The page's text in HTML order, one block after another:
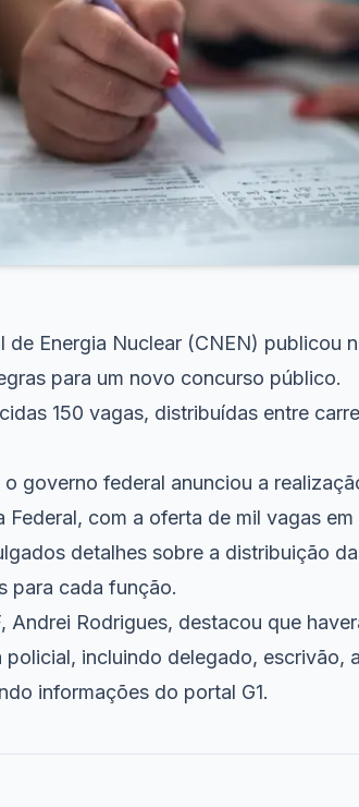
de Energia Nuclear (CNEN) publicou
para um novo concurso público.
150 vagas, distribuídas entre
o governo federal anunciou a
Federal, com a oferta de mil vagas
detalhes sobre a distribuição
para cada função.
Andrei Rodrigues, destacou que
policial, incluindo delegado, escrivão,
informações do portal G1.